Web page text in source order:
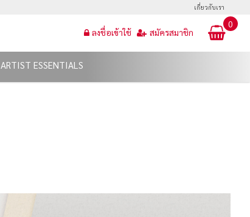
เกี่ยวกับเรา
0
ลงชื่อเข้าใช้ สมัครสมาชิก
ARTIST ESSENTIALS